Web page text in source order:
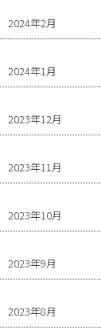
2024年2月
2024年1月
2023年12月
2023年11月
2023年10月
2023年9月
2023年8月